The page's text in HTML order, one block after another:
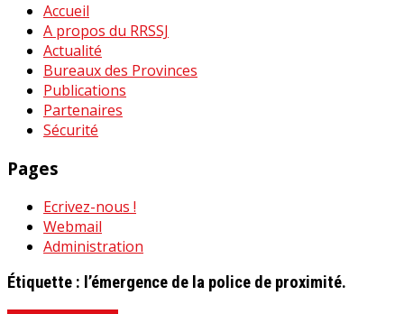
Accueil
A propos du RRSSJ
Actualité
Bureaux des Provinces
Publications
Partenaires
Sécurité
Pages
Ecrivez-nous !
Webmail
Administration
Étiquette : l’émergence de la police de proximité.